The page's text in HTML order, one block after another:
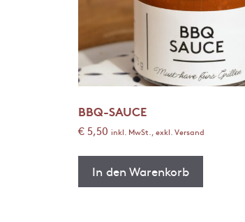
BBQ-SAUCE
€ 5,50 inkl. MwSt., exkl. Versand
In den Warenkorb